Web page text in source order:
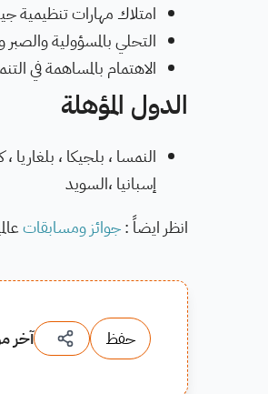
امتلاك مهارات تنظيمية
التحلي بالمسؤولية والصبر
الاهتمام بالمساهمة في
الدول المؤهلة
النمسا ، بلجيكا ، بلغاريا ،
إسبانيا ،السويد
انظر ايضاً :جوائز ومسابقات
حفظ آخر